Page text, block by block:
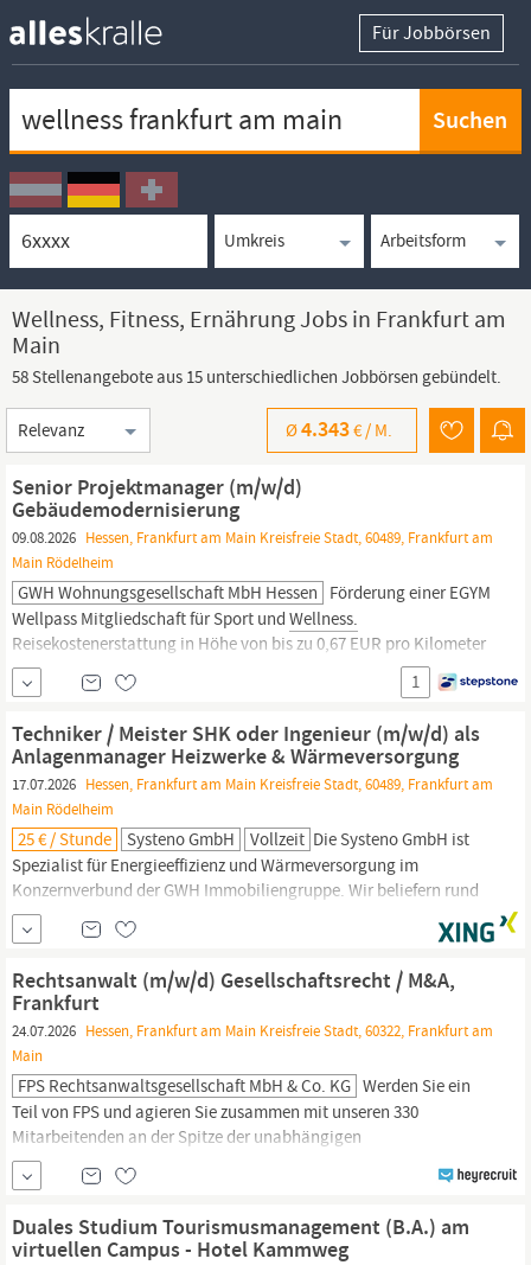
Für Jobbörsen
Ortssuche
Umkreissuche
Arbeitsform
Wellness, Fitness, Ernährung Jobs in Frankfurt am
Main
58 Stellenangebote aus 15 unterschiedlichen Jobbörsen gebündelt.
Sortierung
Ø4.343€ / M.
Senior Projektmanager (m/w/d)
Gebäudemodernisierung
09.08.2026 Hessen, Frankfurt am Main Kreisfreie Stadt, 60489, Frankfurt am
Main Rödelheim
GWH Wohnungsgesellschaft MbH Hessen Förderung einer EGYM
Wellpass Mitgliedschaft für Sport und Wellness.
Reisekostenerstattung in Höhe von bis zu 0,67 EUR pro Kilometer
bei Dienstfahrten mit dem privaten PKW. Bei der Wohnungssuche
können wir Sie unterstützen. Technische Führung;Real
Estate;Ergebnisorientiert;Architektur;Hoch- und Tiefbau;Real
Estate;Bauvorhaben;Kommunikation;MS Excel...
1
Techniker / Meister SHK oder Ingenieur (m/w/d) als
Anlagenmanager Heizwerke & Wärmeversorgung
17.07.2026 Hessen, Frankfurt am Main Kreisfreie Stadt, 60489, Frankfurt am
Main Rödelheim
25 € / Stunde Systeno GmbH Vollzeit Die Systeno GmbH ist
Spezialist für Energieeffizienz und Wärmeversorgung im
Konzernverbund der GWH Immobiliengruppe. Wir beliefern rund
20.000 Haushalte mit Wärme zur Raumbeheizung und
Trinkwassererwärmung. Dabei legen wir großen Wert auf
wirtschaftliche und ökologische Nachhaltigkeit. Standort unseres
Unternehmens ist die wachstumsstarke Rhein-Main-Region mit
Firmensitz in
Rechtsanwalt (m/w/d) Gesellschaftsrecht / M&A,
Frankfurt
24.07.2026 Hessen, Frankfurt am Main Kreisfreie Stadt, 60322, Frankfurt am
Main
FPS Rechtsanwaltsgesellschaft MbH & Co. KG Werden Sie ein
Teil von FPS und agieren Sie zusammen mit unseren 330
Mitarbeitenden an der Spitze der unabhängigen
Wirtschaftskanzleien Deutschlands. Verstärken Sie unser Team in
Frankfurt zum nächstmöglichen Zeitpunkt als Rechtsanwalt
Beratung bei (inter-)nationalen
Duales Studium Tourismusmanagement (B.A.) am
virtuellen Campus - Hotel Kammweg